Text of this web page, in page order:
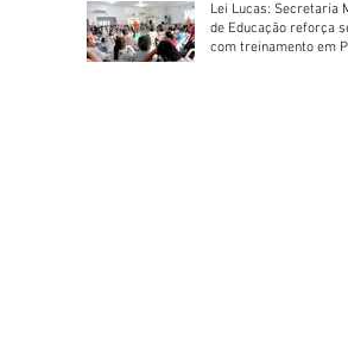
Lei Lucas: Secretaria
de Educação reforça
com treinamento em